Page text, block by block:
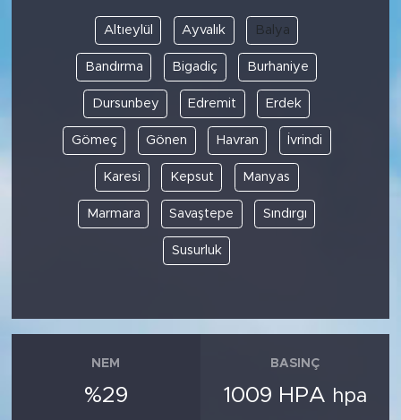
Altıeylül Ayvalık Balya
Bandırma Bigadiç Burhaniye
Dursunbey Edremit Erdek
Gömeç Gönen Havran İvrindi
Karesi Kepsut Manyas
Marmara Savaştepe Sındırgı
Susurluk
NEM
%29
BASINÇ
1009 HPA hpa